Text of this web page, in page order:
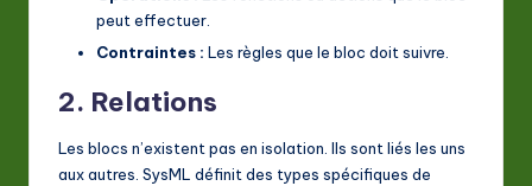
peut effectuer.
Contraintes : Les règles que le bloc doit suivre.
2. Relations
Les blocs n’existent pas en isolation. Ils sont liés les uns
aux autres. SysML définit des types spécifiques de